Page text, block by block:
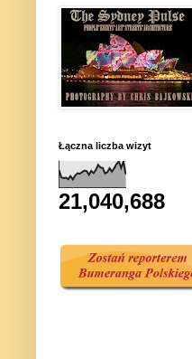
Łączna liczba wizyt
21,040,688